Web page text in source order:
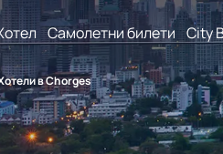
Самолетни билети City
в Chorges